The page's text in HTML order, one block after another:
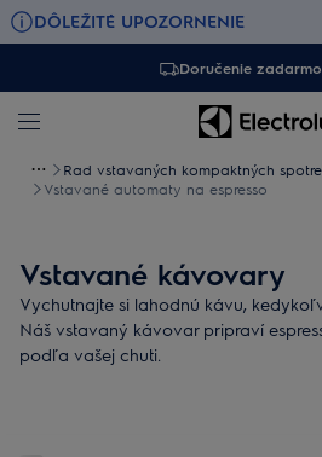
DÔLEŽITÉ UPOZORNENIE
Doručenie
Rad vstavaných kompaktných
Vstavané automaty na espresso
Vstavané kávovary
Vychutnajte si lahodnú kávu,
Náš vstavaný kávovar pripraví
podľa vašej chuti.